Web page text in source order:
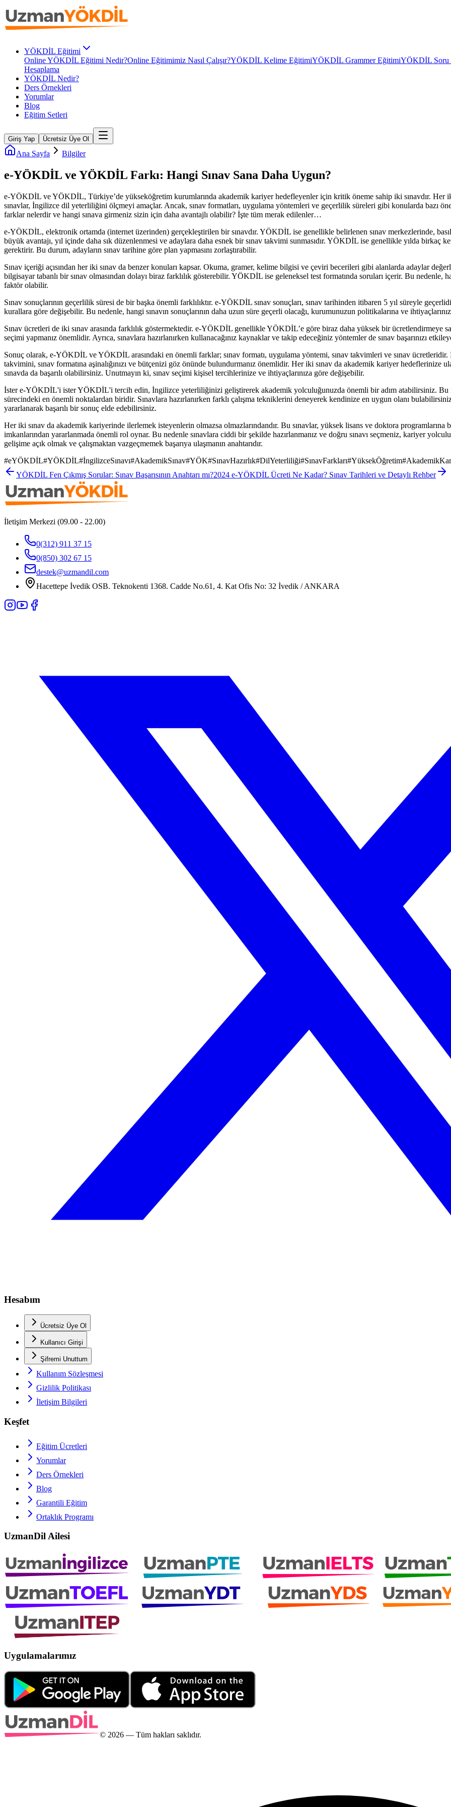
YÖKDİL Eğitimi
Online YÖKDİL Eğitimi Nedir?Online Eğitimimiz Nasıl Çalışır?YÖKDİL Kelime EğitimiYÖKDİL Grammer EğitimiYÖKDİL Soru
Hesaplama
YÖKDİL Nedir?
Ders Örnekleri
Yorumlar
Blog
Eğitim Setleri
Giriş Yap Ücretsiz Üye Ol
Ana Sayfa Bilgiler
e-YÖKDİL ve YÖKDİL Farkı: Hangi Sınav Sana Daha Uygun?
e-YÖKDİL ve YÖKDİL, Türkiye’de yükseköğretim kurumlarında akademik kariyer hedefleyenler için kritik öneme sahip iki sınavdır.
sınavlar, İngilizce dil yeterliliğini ölçmeyi amaçlar. Ancak, sınav formatları, uygulama yöntemleri ve geçerlilik süreleri gibi konularda bazı
farklar nelerdir ve hangi sınava girmeniz sizin için daha avantajlı olabilir? İşte tüm merak edilenler…
e-YÖKDİL, elektronik ortamda (internet üzerinden) gerçekleştirilen bir sınavdır. YÖKDİL ise genellikle belirlenen sınav merkezlerinde,
büyük avantajı, yıl içinde daha sık düzenlenmesi ve adaylara daha esnek bir sınav takvimi sunmasıdır. YÖKDİL ise genellikle yılda birkaç
gerektirir. Bu durum, adayların sınav tarihine göre plan yapmasını zorlaştırabilir.
Sınav içeriği açısından her iki sınav da benzer konuları kapsar. Okuma, gramer, kelime bilgisi ve çeviri becerileri gibi alanlarda adaylar
bilgisayar tabanlı bir sınav olmasından dolayı biraz farklılık gösterebilir. YÖKDİL ise geleneksel test formatında soruları içerir. Bu
faktör olabilir.
Sınav sonuçlarının geçerlilik süresi de bir başka önemli farklılıktır. e-YÖKDİL sınav sonuçları, sınav tarihinden itibaren 5 yıl süreyle
kurallara göre değişebilir. Bu nedenle, hangi sınavın sonuçlarının daha uzun süre geçerli olacağı, kurumunuzun politikalarına ve
Sınav ücretleri de iki sınav arasında farklılık göstermektedir. e-YÖKDİL genellikle YÖKDİL’e göre biraz daha yüksek bir ücretlendirmeye
seçimi yapmanız önemlidir. Ayrıca, sınavlara hazırlanırken kullanacağınız kaynaklar ve takip edeceğiniz yöntemler de sınav başarınızı
Sonuç olarak, e-YÖKDİL ve YÖKDİL arasındaki en önemli farklar; sınav formatı, uygulama yöntemi, sınav takvimleri ve sınav ücretleridir.
takvimini, sınav formatına aşinalığınızı ve bütçenizi göz önünde bulundurmanız önemlidir. Her iki sınav da akademik kariyer hedeflerinize
sınavda da başarılı olabilirsiniz. Unutmayın ki, sınav seçimi kişisel tercihlerinize ve ihtiyaçlarınıza göre değişebilir.
İster e-YÖKDİL'i ister YÖKDİL'i tercih edin, İngilizce yeterliliğinizi geliştirerek akademik yolculuğunuzda önemli bir adım atabilirsiniz. Bu
sürecindeki en önemli noktalardan biridir. Sınavlara hazırlanırken farklı çalışma tekniklerini deneyerek kendinize en uygun olanı
yararlanarak başarılı bir sonuç elde edebilirsiniz.
Her iki sınav da akademik kariyerinde ilerlemek isteyenlerin olmazsa olmazlarındandır. Bu sınavlar, yüksek lisans ve doktora programlarına
imkanlarından yararlanmada önemli rol oynar. Bu nedenle sınavlara ciddi bir şekilde hazırlanmanız ve doğru sınavı seçmeniz, kariyer
gelişime açık olmak ve çalışmaktan vazgeçmemek başarıya ulaşmanın anahtarıdır.
#eYÖKDİL#YÖKDİL#İngilizceSınavı#AkademikSınav#YÖK#SınavHazırlık#DilYeterliliği#SınavFarkları#YüksekÖğretim#
YÖKDİL Fen Çıkmış Sorular: Sınav Başarısının Anahtarı mı?2024 e-YÖKDİL Ücreti Ne Kadar? Sınav Tarihleri ve Detaylı Rehber
İletişim Merkezi (09.00 - 22.00)
0(312) 911 37 15
0(850) 302 67 15
destek@uzmandil.com
Hacettepe İvedik OSB. Teknokenti 1368. Cadde No.61, 4. Kat Ofis No: 32 İvedik / ANKARA
Hesabım
Ücretsiz Üye Ol
Kullanıcı Girişi
Şifremi Unuttum
Kullanım Sözleşmesi
Gizlilik Politikası
İletişim Bilgileri
Keşfet
Eğitim Ücretleri
Yorumlar
Ders Örnekleri
Blog
Garantili Eğitim
Ortaklık Programı
UzmanDil Ailesi
Uygulamalarımız
© 2026 — Tüm hakları saklıdır.